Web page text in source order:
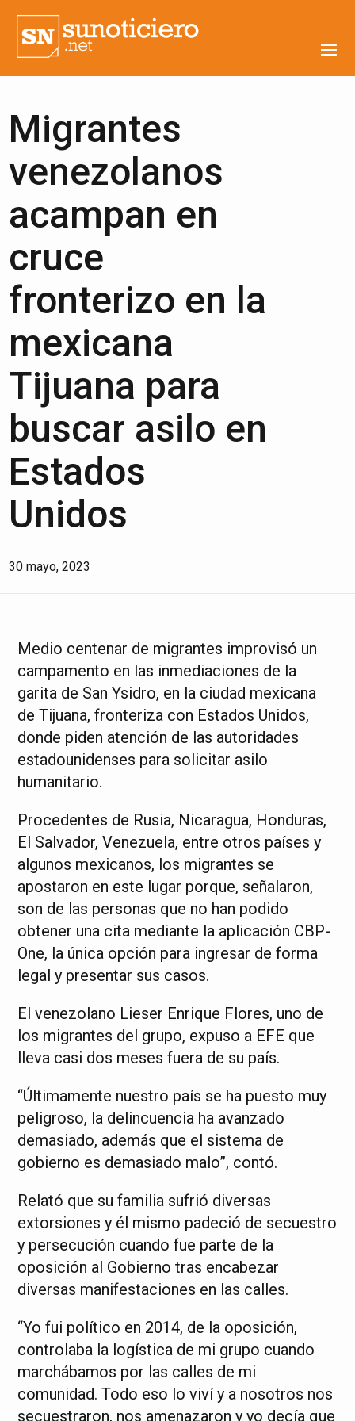
Migrantes
venezolanos
acampan en
cruce
fronterizo en la
mexicana
Tijuana para
buscar asilo en
Estados
Unidos
30 mayo, 2023
Medio centenar de migrantes improvisó un
campamento en las inmediaciones de la
garita de San Ysidro, en la ciudad mexicana
de Tijuana, fronteriza con Estados Unidos,
donde piden atención de las autoridades
estadounidenses para solicitar asilo
humanitario.
Procedentes de Rusia, Nicaragua, Honduras,
El Salvador, Venezuela, entre otros países y
algunos mexicanos, los migrantes se
apostaron en este lugar porque, señalaron,
son de las personas que no han podido
obtener una cita mediante la aplicación CBP-
One, la única opción para ingresar de forma
legal y presentar sus casos.
El venezolano Lieser Enrique Flores, uno de
los migrantes del grupo, expuso a EFE que
lleva casi dos meses fuera de su país.
“Últimamente nuestro país se ha puesto muy
peligroso, la delincuencia ha avanzado
demasiado, además que el sistema de
gobierno es demasiado malo”, contó.
Relató que su familia sufrió diversas
extorsiones y él mismo padeció de secuestro
y persecución cuando fue parte de la
oposición al Gobierno tras encabezar
diversas manifestaciones en las calles.
“Yo fui político en 2014, de la oposición,
controlaba la logística de mi grupo cuando
marchábamos por las calles de mi
comunidad. Todo eso lo viví y a nosotros nos
secuestraron, nos amenazaron y yo decía que